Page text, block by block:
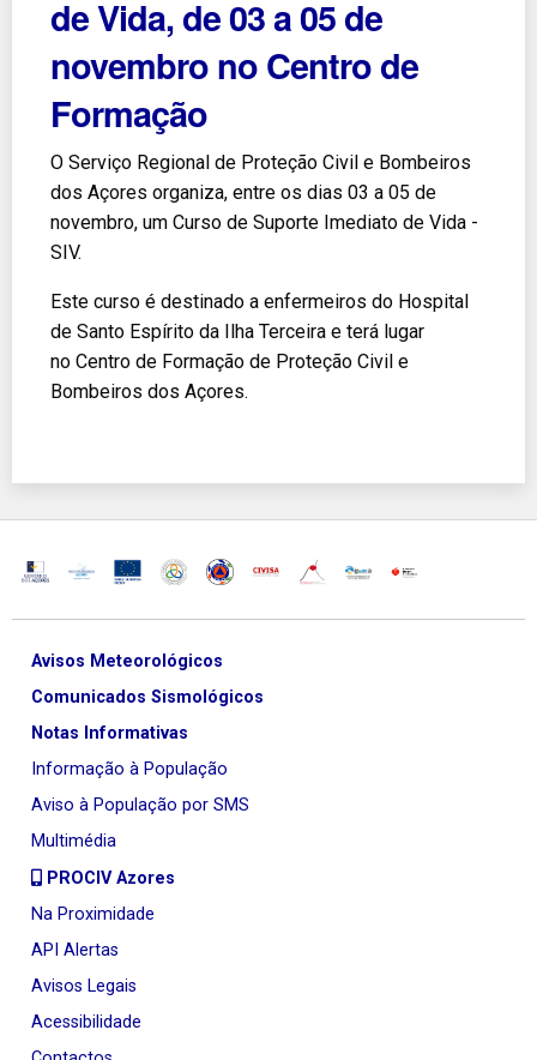
de Vida, de 03 a 05 de
novembro no Centro de
Formação
O Serviço Regional de Proteção Civil e Bombeiros
dos Açores organiza, entre os dias 03 a 05 de
novembro, um Curso de Suporte Imediato de Vida -
SIV.
Este curso é destinado a enfermeiros do Hospital
de Santo Espírito da Ilha Terceira e terá lugar
no Centro de Formação de Proteção Civil e
Bombeiros dos Açores.
Avisos Meteorológicos
Comunicados Sismológicos
Notas Informativas
Informação à População
Aviso à População por SMS
Multimédia
PROCIV Azores
Na Proximidade
API Alertas
Avisos Legais
Acessibilidade